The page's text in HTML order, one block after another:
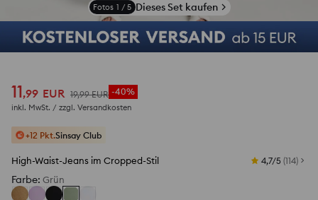
Fotos 1 / 5 Dieses Set kaufen
11,99 EUR 19,99 EUR -40%
inkl. MwSt. / zzgl. Versandkosten
+12 Pkt.Sinsay Club
High-Waist-Jeans im Cropped-Stil 4,7/5 (114)
Farbe: Grün